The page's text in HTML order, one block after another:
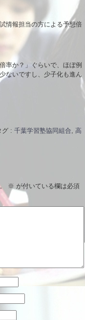
情報担当の方による予想倍
率か？」ぐらいで、ほぼ例
ないですし、少子化も進ん
グ : 千葉学習塾協同組合, 高
※ が付いている欄は必須